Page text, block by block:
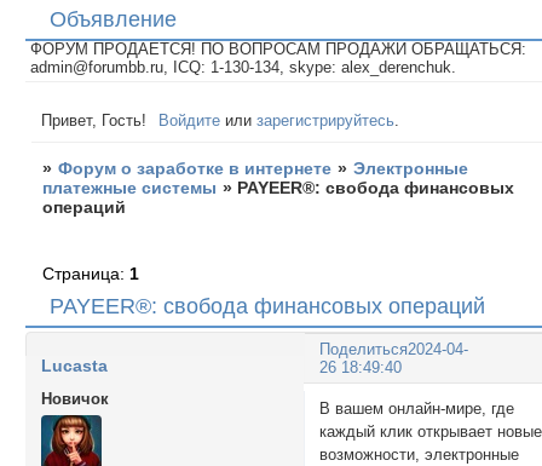
Объявление
ФОРУМ ПРОДАЕТСЯ! ПО ВОПРОСАМ ПРОДАЖИ ОБРАЩАТЬСЯ:
admin@forumbb.ru, ICQ: 1-130-134, skype: alex_derenchuk.
Привет, Гость! Войдите илизарегистрируйтесь
» Форум о заработке в интернете » Электронные
платежные системы » PAYEER®: свобода финансовых
операций
PAYEER®: свобода финансовых операций
Страница: 1
Поделиться2024-04-
26 18:49:40
Lucasta
Новичок
В вашем онлайн-мире, где
каждый клик открывает новые
возможности, электронные